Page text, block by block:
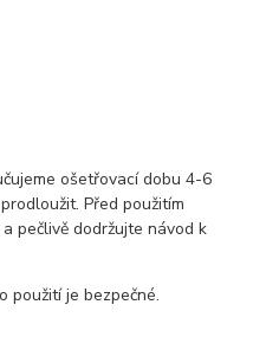
ošetřovací dobu 4-6
Před použitím
pečlivě dodržujte návod k
použití je bezpečné.